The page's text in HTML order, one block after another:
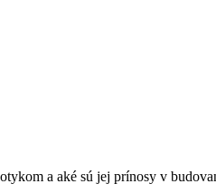
a aké sú jej prínosy v